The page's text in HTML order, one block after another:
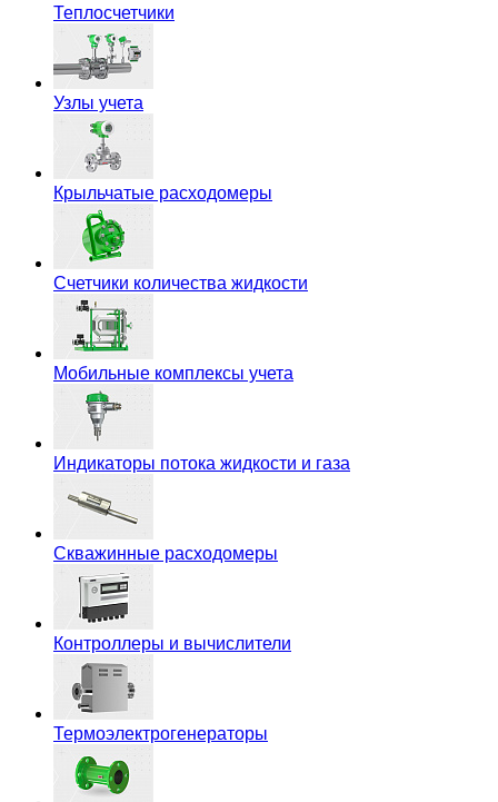
Теплосчетчики
Узлы учета
Крыльчатые расходомеры
Счетчики количества жидкости
Мобильные комплексы учета
Индикаторы потока жидкости и газа
Скважинные расходомеры
Контроллеры и вычислители
Термоэлектрогенераторы